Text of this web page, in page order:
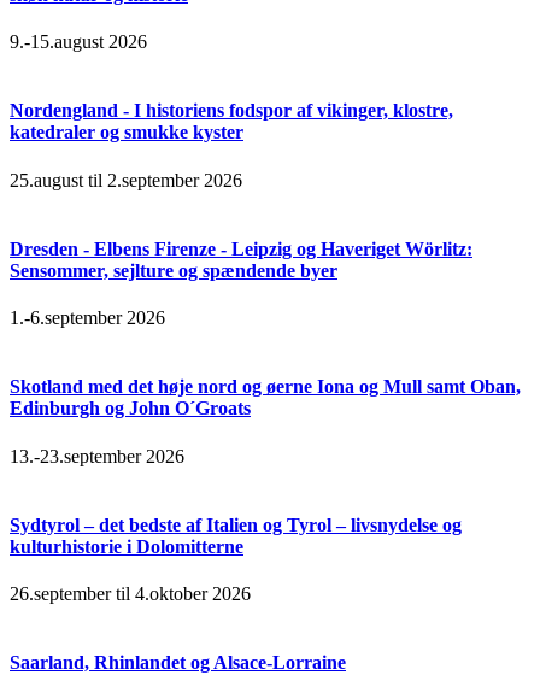
9.-15.august 2026
Nordengland - I historiens fodspor af vikinger, klostre,
katedraler og smukke kyster
25.august til 2.september 2026
Dresden - Elbens Firenze - Leipzig og Haveriget Wörlitz:
Sensommer, sejlture og spændende byer
1.-6.september 2026
Skotland med det høje nord og øerne Iona og Mull samt Oban,
Edinburgh og John O´Groats
13.-23.september 2026
Sydtyrol – det bedste af Italien og Tyrol – livsnydelse og
kulturhistorie i Dolomitterne
26.september til 4.oktober 2026
Saarland, Rhinlandet og Alsace-Lorraine